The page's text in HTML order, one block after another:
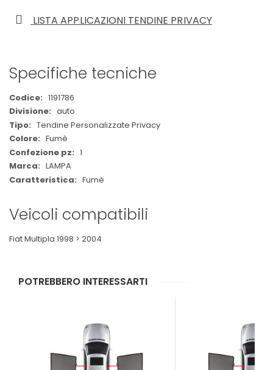
LISTA APPLICAZIONI TENDINE PRIVACY
Specifiche tecniche
Maggiori
Informazioni
1191786
auto
Tendine Personalizzate Privacy
Fumè
1
LAMPA
Fumè
Veicoli compatibili
Fiat Multipla 1998 > 2004
POTREBBERO INTERESSARTI